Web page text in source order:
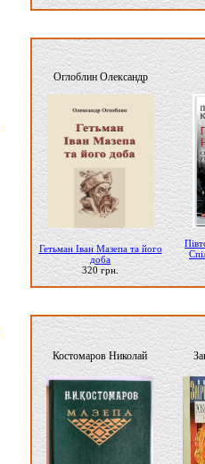
Оглоблин Олександр
Гетьман Іван Мазепа та його
доба
320 грн.
Костомаров Николай